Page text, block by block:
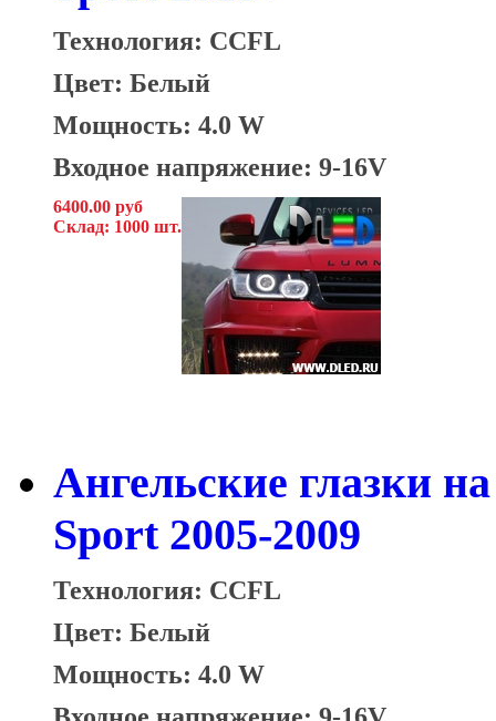
Технология: CCFL
Цвет: Белый
Мощность: 4.0 W
Входное напряжение: 9-16V
6400.00 руб
Склад: 1000 шт.
Ангельские глазки
Sport 2005-2009
Технология: CCFL
Цвет: Белый
Мощность: 4.0 W